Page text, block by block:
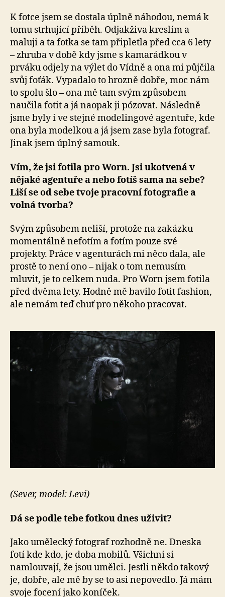
K fotce jsem se dostala úplně náhodou, nemá k
tomu strhující příběh. Odjakživa kreslím a
maluji a ta fotka se tam připletla před cca 6 lety
– zhruba v době kdy jsme s kamarádkou v
prváku odjely na výlet do Vídně a ona mi půjčila
svůj foťák. Vypadalo to hrozně dobře, moc nám
to spolu šlo – ona mě tam svým způsobem
naučila fotit a já naopak ji pózovat. Následně
jsme byly i ve stejné modelingové agentuře, kde
ona byla modelkou a já jsem zase byla fotograf.
Jinak jsem úplný samouk.
Vím, že jsi fotila pro Worn. Jsi ukotvená v
nějaké agentuře a nebo fotíš sama na sebe?
Liší se od sebe tvoje pracovní fotografie a
volná tvorba?
Svým způsobem neliší, protože na zakázku
momentálně nefotím a fotím pouze své
projekty. Práce v agenturách mi něco dala, ale
prostě to není ono – nijak o tom nemusím
mluvit, je to celkem nuda. Pro Worn jsem fotila
před dvěma lety. Hodně mě bavilo fotit fashion,
ale nemám teď chuť pro někoho pracovat.
(Sever, model: Levi)
Dá se podle tebe fotkou dnes uživit?
Jako umělecký fotograf rozhodně ne. Dneska
fotí kde kdo, je doba mobilů. Všichni si
namlouvají, že jsou umělci. Jestli někdo takový
je, dobře, ale mě by se to asi nepovedlo. Já mám
svoje focení jako koníček.